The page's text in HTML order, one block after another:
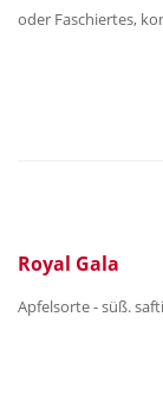
oder Faschiertes,
Royal Gala
Apfelsorte - süß.